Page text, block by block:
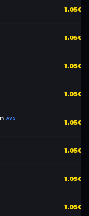
1.050
1.050
1.050
1.050
AVS 1.050
1.050
1.050
1.050